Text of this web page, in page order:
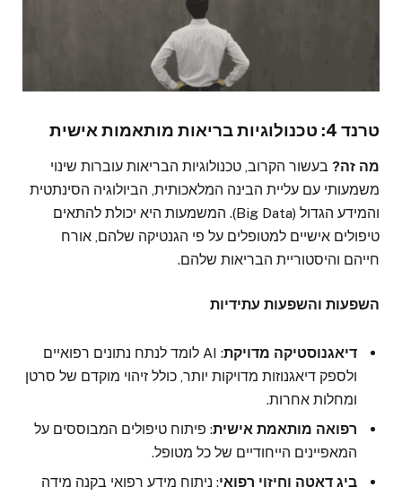
טרנד 4: טכנולוגיות בריאות מותאמות אישית
מה זה? בעשור הקרוב, טכנולוגיות הבריאות עוברות שינוי
משמעותי עם עליית הבינה המלאכותית, הביולוגיה הסינתטית
והמידע הגדול (Big Data). המשמעות היא יכולת להתאים
טיפולים אישיים למטופלים על פי הגנטיקה שלהם, אורח
חייהם והיסטוריית הבריאות שלהם.
השפעות והשפעות עתידיות
דיאגנוסטיקה מדויקת
: AI לומד לנתח נתונים רפואיים
ולספק דיאגנוזות מדויקות יותר, כולל זיהוי מוקדם של סרטן
ומחלות אחרות.
רפואה מותאמת אישית: פיתוח טיפולים המבוססים על
המאפיינים הייחודיים של כל מטופל.
ביג דאטה וחיזוי רפואי: ניתוח מידע רפואי בקנה מידה